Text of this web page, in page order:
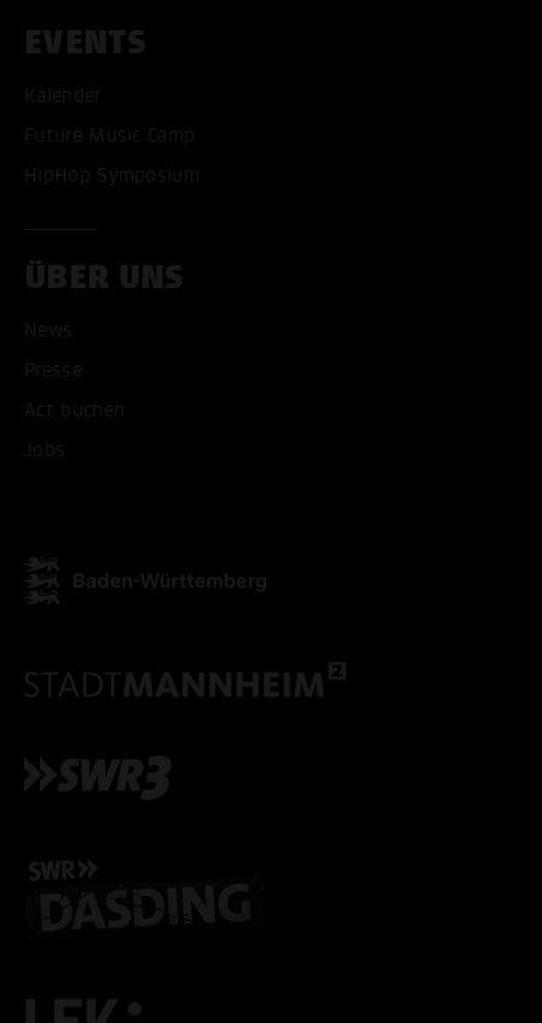
ALLE COOKIES
EVENTS
Kalender
Future Music Camp
HipHop Symposium
ÜBER UNS
News
Presse
Act buchen
Jobs